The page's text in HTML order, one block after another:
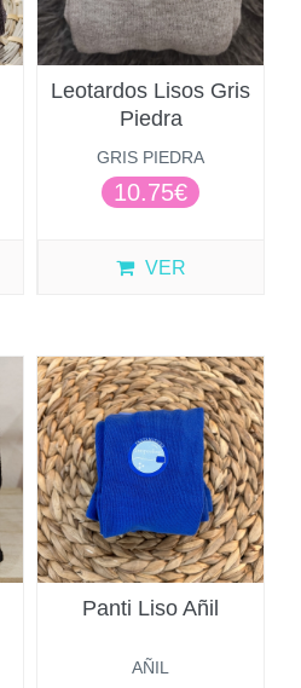
Leotardos Lisos Gris
Piedra
GRIS PIEDRA
10.75€
VER
Panti Liso Añil
AÑIL